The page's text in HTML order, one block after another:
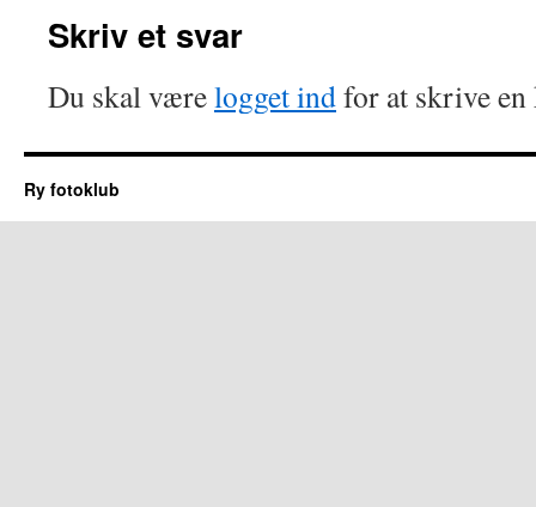
Skriv et svar
Du skal værelogget indfor at skrive en
Ry fotoklub